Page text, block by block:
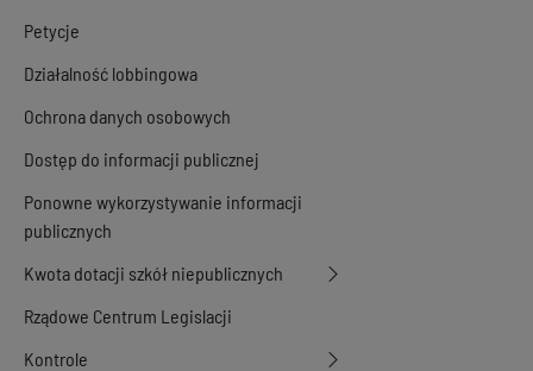
Petycje
Działalność lobbingowa
Ochrona danych osobowych
Dostęp do informacji publicznej
Ponowne wykorzystywanie informacji
publicznych
Kwota dotacji szkół niepublicznych
Rządowe Centrum Legislacji
Kontrole